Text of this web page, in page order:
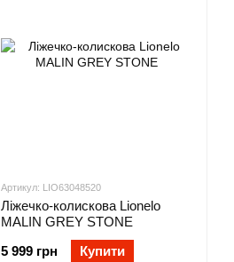
Артикул: LIO63048520
Ліжечко-колискова Lionelo
MALIN GREY STONE
5 999 грн
Купити